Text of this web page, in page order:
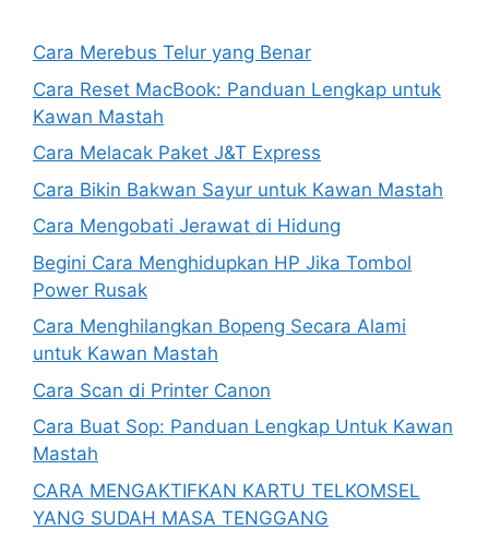
Cara Merebus Telur yang Benar
Cara Reset MacBook: Panduan Lengkap untuk
Kawan Mastah
Cara Melacak Paket J&T Express
Cara Bikin Bakwan Sayur untuk Kawan Mastah
Cara Mengobati Jerawat di Hidung
Begini Cara Menghidupkan HP Jika Tombol
Power Rusak
Cara Menghilangkan Bopeng Secara Alami
untuk Kawan Mastah
Cara Scan di Printer Canon
Cara Buat Sop: Panduan Lengkap Untuk Kawan
Mastah
CARA MENGAKTIFKAN KARTU TELKOMSEL
YANG SUDAH MASA TENGGANG